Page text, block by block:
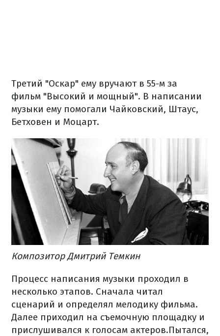
Третий "Оскар" ему вручают в 55-м за
фильм "Высокий и мощный". В написании
музыки ему помогали Чайковский, Штаус,
Бетховен и Моцарт.
Композитор Дмитрий Темкин
Процесс написания музыки проходил в
несколько этапов. Сначала читал
сценарий и определял мелодику фильма.
Далее приходил на съемочную площадку и
прислушивался к голосам актеров.Пытался,